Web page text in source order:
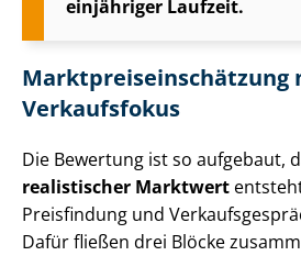
einjähriger Laufzeit.
Markt­preis­ein­schät­zung
Verkaufsfokus
Die Bewertung ist so aufgebaut,
realistischer Marktwert
Preisfindung und
Dafür fließen drei Blöcke